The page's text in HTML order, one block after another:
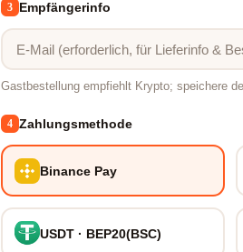
3 Empfängerinfo
Gastbestellung empfiehlt Krypto; speichere
4 Zahlungsmethode
Binance Pay
USDT · BEP20(BSC)